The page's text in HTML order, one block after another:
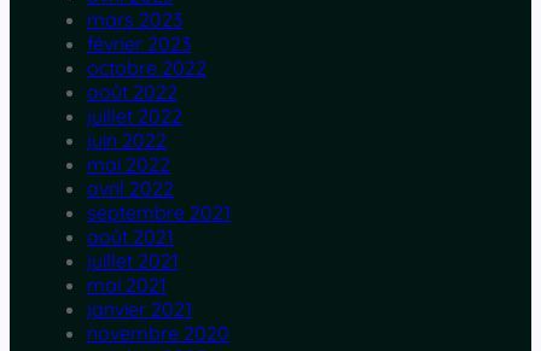
mars 2023
février 2023
octobre 2022
août 2022
juillet 2022
juin 2022
mai 2022
avril 2022
septembre 2021
août 2021
juillet 2021
mai 2021
janvier 2021
novembre 2020